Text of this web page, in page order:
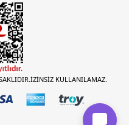
KULLANILAMAZ.